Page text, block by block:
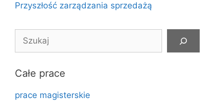
Przyszłość zarządzania sprzedażą
Szukaj
Całe prace
prace magisterskie